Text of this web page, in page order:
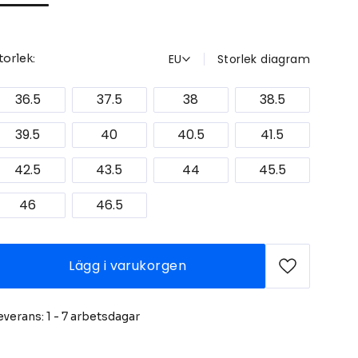
EU Storlek diagram
36.5 37.5 38
38.5
39.5
40 40.5
41.5
42.5
43.5 44
45.5
46
46.5
Lägg i varukorgen
1 - 7 arbetsdagar